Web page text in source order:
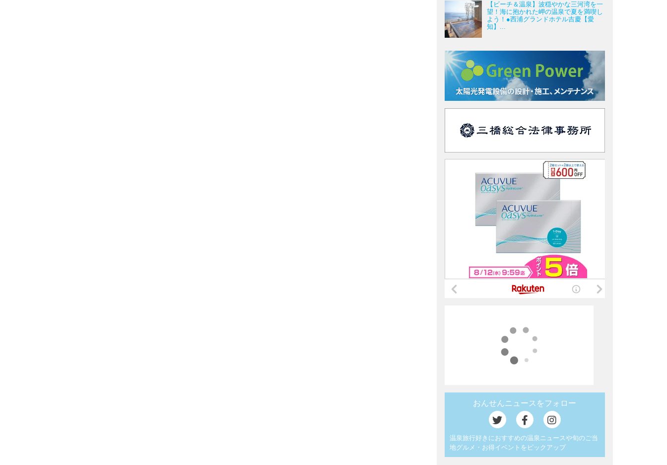
【ビーチ＆温泉】波穏やかな三河湾を一
望！海に抱かれた岬の温泉で夏を満喫し
よう！●西浦グランドホテル吉慶【愛
知】...
おんせんニュースをフォロー
温泉旅行好きにおすすめの温泉ニュースや旬のご当
地グルメ・お得イベントをピックアップ